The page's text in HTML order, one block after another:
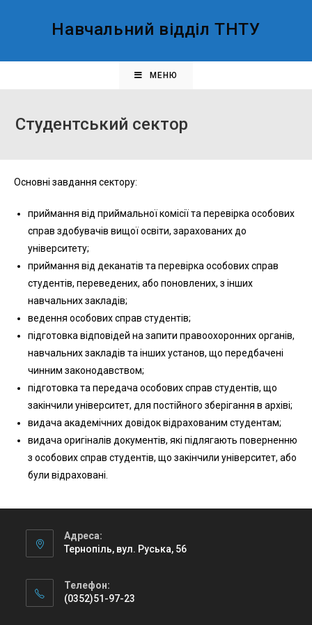
Навчальний відділ ТНТУ
МЕНЮ
Студентський сектор
Основні завдання сектору:
приймання від приймальної комісії та перевірка особових
справ здобувачів вищої освіти, зарахованих до
університету;
приймання від деканатів та перевірка особових справ
студентів, переведених, або поновлених, з інших
навчальних закладів;
ведення особових справ студентів;
підготовка відповідей на запити правоохоронних органів,
навчальних закладів та інших установ, що передбачені
чинним законодавством;
підготовка та передача особових справ студентів, що
закінчили університет, для постійного зберігання в архіві;
видача академічних довідок відрахованим студентам;
видача оригіналів документів, які підлягають поверненню
з особових справ студентів, що закінчили університет, або
були відраховані.
Адреса:
Тернопіль, вул. Руська, 56
Телефон:
(0352)51-97-23